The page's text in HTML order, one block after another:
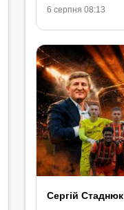
6 серпня 08:13
Сергій Стаднюк